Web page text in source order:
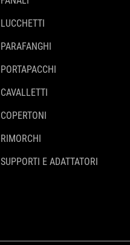
LUCCHETTI
PARAFANGHI
PORTAPACCHI
CAVALLETTI
COPERTONI
RIMORCHI
SUPPORTI E ADATTATORI